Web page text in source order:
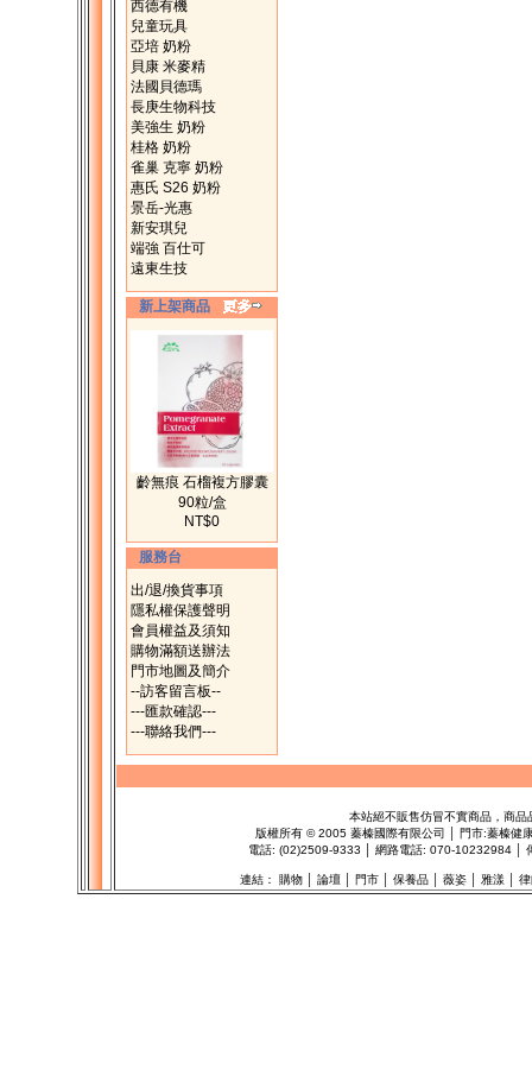
西德有機
兒童玩具
亞培 奶粉
貝康 米麥精
法國貝德瑪
長庚生物科技
美強生 奶粉
桂格 奶粉
雀巢 克寧 奶粉
惠氏 S26 奶粉
景岳-光惠
新安琪兒
端強 百仕可
遠東生技
新上架商品
齡無痕 石榴複方膠囊
90粒/盒
NT$0
服務台
出/退/換貨事項
隱私權保護聲明
會員權益及須知
購物滿額送辦法
門市地圖及簡介
--訪客留言板--
---匯款確認---
---聯絡我們---
本站絕不販售仿冒不實商品，商
版權所有 ©2005 蓁榛國際有限公司 │ 門市:蓁榛健
電話: (02)2509-9333 │ 網路電話: 070-10232984 │
連結： 購物│ 論壇│ 門市│ 保養品│ 薇姿│ 雅漾